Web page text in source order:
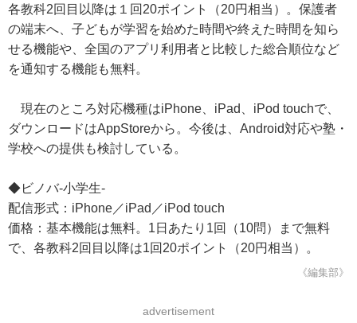
各教科2回目以降は１回20ポイント（20円相当）。保護者
の端末へ、子どもが学習を始めた時間や終えた時間を知ら
せる機能や、全国のアプリ利用者と比較した総合順位など
を通知する機能も無料。
現在のところ対応機種はiPhone、iPad、iPod touchで、
ダウンロードはAppStoreから。今後は、Android対応や塾・
学校への提供も検討している。
◆ビノバ-小学生-
配信形式：iPhone／iPad／iPod touch
価格：基本機能は無料。1日あたり1回（10問）まで無料
で、各教科2回目以降は1回20ポイント（20円相当）。
《編集部》
advertisement